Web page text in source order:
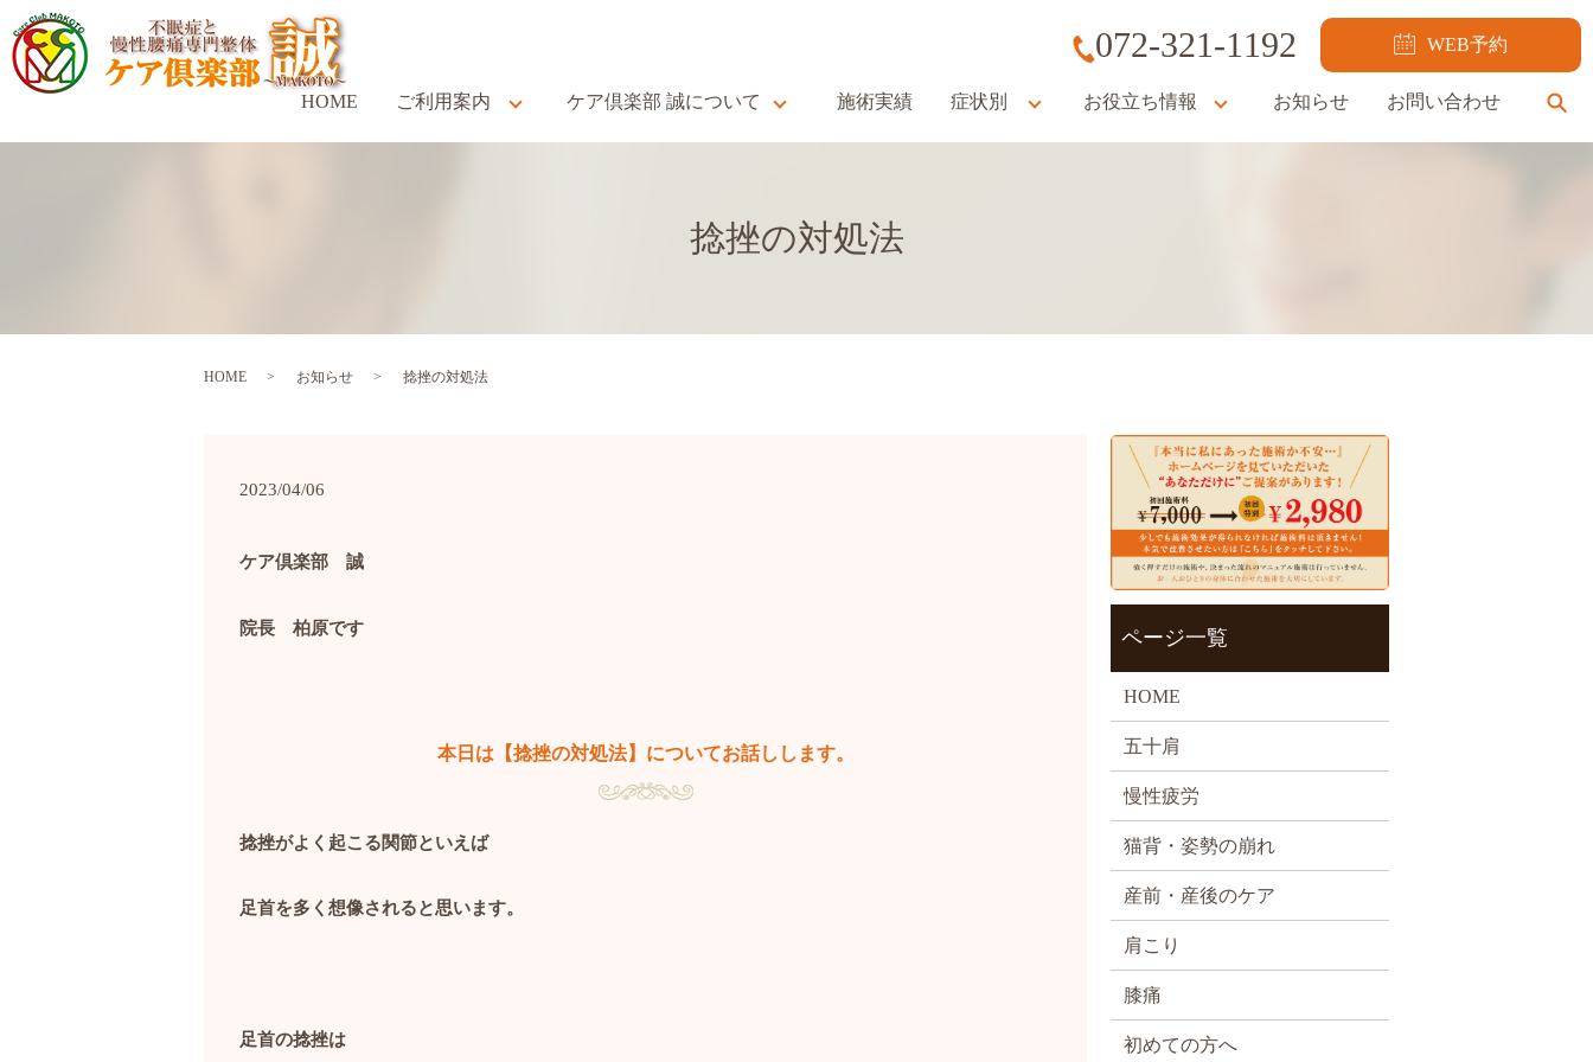
072-321-1192 WEB予約
HOME ご利用案内 ケア倶楽部 誠について 施術実績 症状別 お役立ち情報 お知らせ お問い合わせ
捻挫の対処法
HOME お知らせ 捻挫の対処法
2023/04/06
ケア倶楽部 誠
院長 柏原です
本日は【捻挫の対処法】についてお話しします。
捻挫がよく起こる関節といえば
足首を多く想像されると思います。
足首の捻挫は
ページ一覧
HOME
五十肩
慢性疲労
猫背・姿勢の崩れ
産前・産後のケア
肩こり
膝痛
初めての方へ